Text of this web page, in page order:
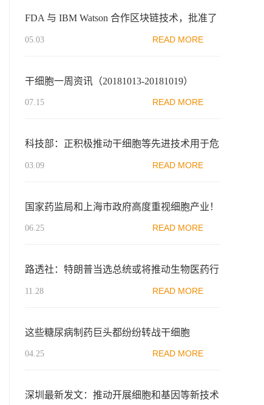
FDA 与 IBM Watson 合作区块链技术，批准了
这 8 个重点项目
05.03 READ MORE
干细胞一周资讯（20181013-20181019）
07.15 READ MORE
科技部：正积极推动干细胞等先进技术用于危
重症患者治疗研究
03.09 READ MORE
国家药监局和上海市政府高度重视细胞产业！
支持干细胞的临床研究
06.25 READ MORE
路透社：特朗普当选总统或将推动生物医药行
业内并购
11.28 READ MORE
这些糖尿病制药巨头都纷纷转战干细胞
04.25 READ MORE
深圳最新发文：推动开展细胞和基因等新技术